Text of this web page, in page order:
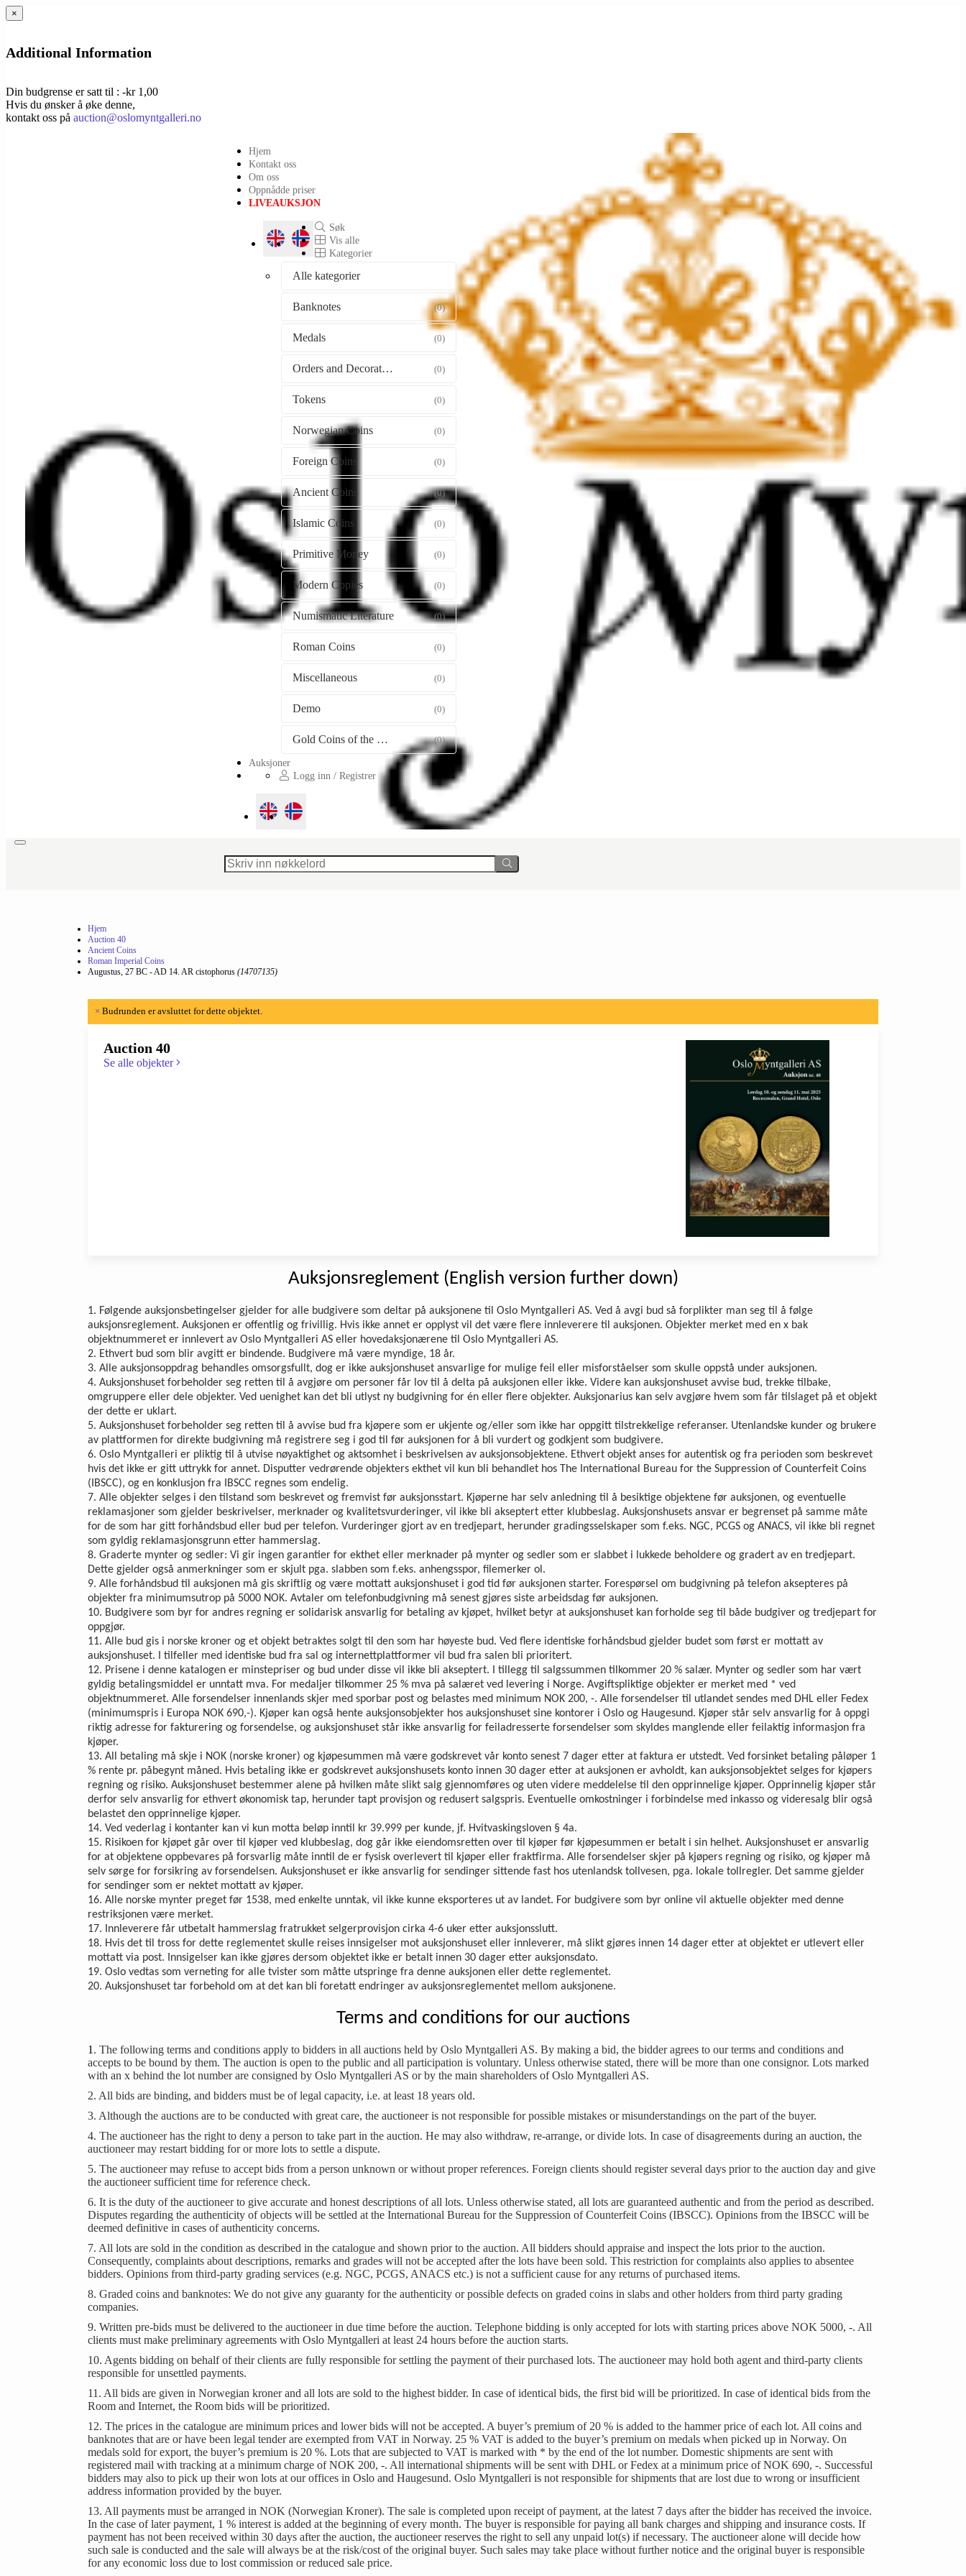
×
Additional Information
Din budgrense er satt til : -kr 1,00
Hvis du ønsker å øke denne,
kontakt oss på auction@oslomyntgalleri.no
Toggle
Hjem
Kontakt oss
Om oss
Oppnådde priser
LIVEAUKSJON
Søk
Vis alle
Kategorier
Alle kategorier
Banknotes (0)
Medals (0)
Orders and Decorations (0)
Tokens (0)
Norwegian Coins (0)
Foreign Coins (0)
Ancient Coins (0)
Islamic Coins (0)
Primitive Money (0)
Modern Copies (0)
Numismatic Literature (0)
Roman Coins (0)
Miscellaneous (0)
Demo (0)
Gold Coins of the World (0)
Auksjoner
Logg inn / Registrer
Hjem
Auction 40
Ancient Coins
Roman Imperial Coins
Augustus, 27 BC - AD 14. AR cistophorus (14707135)
× Budrunden er avsluttet for dette objektet.
Auction 40
Se alle objekter
Auksjonsreglement (English version further down)
1. Følgende auksjonsbetingelser gjelder for alle budgivere som deltar på auksjonene til Oslo Myntgalleri AS. Ved å avgi bud så forplikter man seg til å følge
auksjonsreglement. Auksjonen er offentlig og frivillig. Hvis ikke annet er opplyst vil det være flere innleverere til auksjonen. Objekter merket med en x bak
objektnummeret er innlevert av Oslo Myntgalleri AS eller hovedaksjonærene til Oslo Myntgalleri AS.
2. Ethvert bud som blir avgitt er bindende. Budgivere må være myndige, 18 år.
3. Alle auksjonsoppdrag behandles omsorgsfullt, dog er ikke auksjonshuset ansvarlige for mulige feil eller misforståelser som skulle oppstå under auksjonen.
4. Auksjonshuset forbeholder seg retten til å avgjøre om personer får lov til å delta på auksjonen eller ikke. Videre kan auksjonshuset avvise bud, trekke tilbake,
omgruppere eller dele objekter. Ved uenighet kan det bli utlyst ny budgivning for én eller flere objekter. Auksjonarius kan selv avgjøre hvem som får tilslaget på et objekt
der dette er uklart.
5. Auksjonshuset forbeholder seg retten til å avvise bud fra kjøpere som er ukjente og/eller som ikke har oppgitt tilstrekkelige referanser. Utenlandske kunder og brukere
av plattformen for direkte budgivning må registrere seg i god til før auksjonen for å bli vurdert og godkjent som budgivere.
6. Oslo Myntgalleri er pliktig til å utvise nøyaktighet og aktsomhet i beskrivelsen av auksjonsobjektene. Ethvert objekt anses for autentisk og fra perioden som beskrevet
hvis det ikke er gitt uttrykk for annet. Disputter vedrørende objekters ekthet vil kun bli behandlet hos The International Bureau for the Suppression of Counterfeit Coins
(IBSCC), og en konklusjon fra IBSCC regnes som endelig.
7. Alle objekter selges i den tilstand som beskrevet og fremvist før auksjonsstart. Kjøperne har selv anledning til å besiktige objektene før auksjonen, og eventuelle
reklamasjoner som gjelder beskrivelser, merknader og kvalitetsvurderinger, vil ikke bli akseptert etter klubbeslag. Auksjonshusets ansvar er begrenset på samme måte
for de som har gitt forhåndsbud eller bud per telefon. Vurderinger gjort av en tredjepart, herunder gradingsselskaper som f.eks. NGC, PCGS og ANACS, vil ikke bli regnet
som gyldig reklamasjonsgrunn etter hammerslag.
8. Graderte mynter og sedler: Vi gir ingen garantier for ekthet eller merknader på mynter og sedler som er slabbet i lukkede beholdere og gradert av en tredjepart.
Dette gjelder også anmerkninger som er skjult pga. slabben som f.eks. anhengsspor, filemerker ol.
9. Alle forhåndsbud til auksjonen må gis skriftlig og være mottatt auksjonshuset i god tid før auksjonen starter. Forespørsel om budgivning på telefon aksepteres på
objekter fra minimumsutrop på 5000 NOK. Avtaler om telefonbud­givning må senest gjøres siste arbeidsdag før auksjonen.
10. Budgivere som byr for andres regning er solidarisk ansvarlig for betaling av kjøpet, hvilket betyr at auksjonshuset kan forholde seg til både budgiver og tredjepart for
oppgjør.
11. Alle bud gis i norske kroner og et objekt betraktes solgt til den som har høyeste bud. Ved flere identiske forhåndsbud gjelder budet som først er mottatt av
auksjonshuset. I tilfeller med identiske bud fra sal og internettplattformer vil bud fra salen bli prioritert.
12. Prisene i denne katalogen er minstepriser og bud under disse vil ikke bli akseptert. I tillegg til salgssummen tilkommer 20 % salær. Mynter og sedler som har vært
gyldig betalingsmiddel er unntatt mva. For medaljer tilkommer 25 % mva på salæret ved levering i Norge. Avgiftspliktige objekter er merket med * ved
objektnummeret. Alle forsendelser innenlands skjer med sporbar post og belastes med minimum NOK 200, -. Alle forsendelser til utlandet sendes med DHL eller Fedex
(minimumspris i Europa NOK 690,-). Kjøper kan også hente auksjonsobjekter hos auksjonshuset sine kontorer i Oslo og Haugesund. Kjøper står selv ansvarlig for å oppgi
riktig adresse for fakturering og forsendelse, og auksjonshuset står ikke ansvarlig for feiladresserte forsendelser som skyldes manglende eller feilaktig informasjon fra
kjøper.
13. All betaling må skje i NOK (norske kroner) og kjøpesummen må være godskrevet vår konto senest 7 dager etter at faktura er utstedt. Ved forsinket betaling påløper 1
% rente pr. påbegynt måned. Hvis betaling ikke er godskrevet auksjonshusets konto innen 30 dager etter at auksjonen er avholdt, kan auksjonsobjektet selges for kjøpers
regning og risiko. Auksjonshuset bestemmer alene på hvilken måte slikt salg gjennomføres og uten videre meddelelse til den opprinnelige kjøper. Opprinnelig kjøper står
derfor selv ansvarlig for ethvert økonomisk tap, herunder tapt provisjon og redusert salgspris. Eventuelle omkostninger i forbindelse med inkasso og videresalg blir også
belastet den opprinnelige kjøper.
14. Ved vederlag i kontanter kan vi kun motta beløp inntil kr 39.999 per kunde, jf. Hvitvaskingsloven § 4a.
15. Risikoen for kjøpet går over til kjøper ved klubbeslag, dog går ikke eiendomsretten over til kjøper før kjøpesummen er betalt i sin helhet. Auksjonshuset er ansvarlig
for at objektene oppbevares på forsvarlig måte inntil de er fysisk overlevert til kjøper eller fraktfirma. Alle forsendelser skjer på kjøpers regning og risiko, og kjøper må
selv sørge for forsikring av forsendelsen. Auksjonshuset er ikke ansvarlig for sendinger sittende fast hos utenlandsk tollvesen, pga. lokale tollregler. Det samme gjelder
for sendinger som er nektet mottatt av kjøper.
16. Alle norske mynter preget før 1538, med enkelte unntak, vil ikke kunne eksporteres ut av landet. For budgivere som byr online vil aktuelle objekter med denne
restriksjonen være merket.
17. Innleverere får utbetalt hammerslag fratrukket selgerprovisjon cirka 4-6 uker etter auksjonsslutt.
18. Hvis det til tross for dette reglementet skulle reises inn­sigelser mot auksjonshuset eller innleverer, må slikt gjøres innen 14 dager etter at objektet er utlevert eller
mottatt via post. Innsigelser kan ikke gjøres dersom objektet ikke er betalt innen 30 dager etter auksjonsdato.
19. Oslo vedtas som verneting for alle tvister som måtte utspringe fra denne auksjonen eller dette reglementet.
20. Auksjonshuset tar forbehold om at det kan bli foretatt endringer av auksjonsreglementet mellom auksjonene.
Terms and conditions for our auctions
1 . The following terms and conditions apply to bidders in all auctions held by Oslo Myntgalleri AS. By making a bid, the bidder agrees to our terms and conditions and
accepts to be bound by them. The auction is open to the public and all participation is voluntary. Unless otherwise stated, there will be more than one consignor. Lots marked
with an x behind the lot number are consigned by Oslo Myntgalleri AS or by the main shareholders of Oslo Myntgalleri AS.
2. All bids are binding, and bidders must be of legal capacity, i.e. at least 18 years old.
3. Although the auctions are to be conducted with great care, the auctioneer is not responsible for possible mistakes or misunderstandings on the part of the buyer.
4. The auctioneer has the right to deny a person to take part in the auction. He may also withdraw, re-arrange, or divide lots. In case of disagreements during an auction, the
auctioneer may restart bidding for or more lots to settle a dispute.
5. The auctioneer may refuse to accept bids from a person unknown or without proper references. Foreign clients should register several days prior to the auction day and give
the auctioneer sufficient time for reference check.
6. It is the duty of the auctioneer to give accurate and honest descriptions of all lots. Unless otherwise stated, all lots are guaranteed authentic and from the period as described.
Disputes regarding the authenticity of objects will be settled at the International Bureau for the Suppression of Counterfeit Coins (IBSCC). Opinions from the IBSCC will be
deemed definitive in cases of authenticity concerns.
7. All lots are sold in the condition as described in the catalogue and shown prior to the auction. All bidders should appraise and inspect the lots prior to the auction.
Consequently, complaints about descriptions, remarks and grades will not be accepted after the lots have been sold. This restriction for complaints also applies to absentee
bidders. Opinions from third-party grading services (e.g. NGC, PCGS, ANACS etc.) is not a sufficient cause for any returns of purchased items.
8. Graded coins and banknotes: We do not give any guaranty for the authenticity or possible defects on graded coins in slabs and other holders from third party grading
companies.
9. Written pre-bids must be delivered to the auctioneer in due time before the auction. Telephone bidding is only accepted for lots with starting prices above NOK 5000, -. All
clients must make preliminary agreements with Oslo Myntgalleri at least 24 hours before the auction starts.
10. Agents bidding on behalf of their clients are fully responsible for settling the payment of their purchased lots. The auctioneer may hold both agent and third-party clients
responsible for unsettled payments.
11. All bids are given in Norwegian kroner and all lots are sold to the highest bidder. In case of identical bids, the first bid will be prioritized. In case of identical bids from the
Room and Internet, the Room bids will be prioritized.
12. The prices in the catalogue are minimum prices and lower bids will not be accepted. A buyer’s premium of 20 % is added to the hammer price of each lot. All coins and
banknotes that are or have been legal tender are exempted from VAT in Norway. 25 % VAT is added to the buyer’s premium on medals when picked up in Norway. On
medals sold for export, the buyer’s premium is 20 %. Lots that are subjected to VAT is marked with * by the end of the lot number. Domestic shipments are sent with
registered mail with tracking at a minimum charge of NOK 200, -. All international shipments will be sent with DHL or Fedex at a minimum price of NOK 690, -. Successful
bidders may also to pick up their won lots at our offices in Oslo and Haugesund. Oslo Myntgalleri is not responsible for shipments that are lost due to wrong or insufficient
address information provided by the buyer.
13. All payments must be arranged in NOK (Norwegian Kroner). The sale is completed upon receipt of payment, at the latest 7 days after the bidder has received the invoice.
In the case of later payment, 1 % interest is added at the beginning of every month. The buyer is responsible for paying all bank charges and shipping and insurance costs. If
payment has not been received within 30 days after the auction, the auctioneer reserves the right to sell any unpaid lot(s) if necessary. The auctioneer alone will decide how
such sale is conducted and the sale will always be at the risk/cost of the original buyer. Such sales may take place without further notice and the original buyer is responsible
for any economic loss due to lost commission or reduced sale price.